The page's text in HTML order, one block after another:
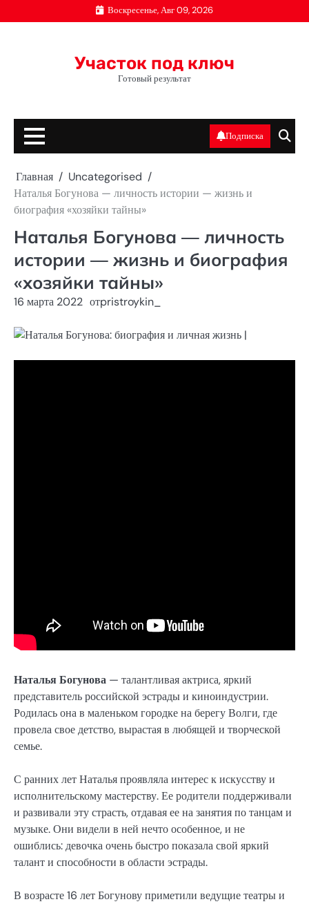
к
Воскресенье, Авг 09, 2026
Участок под ключ
Готовый результат
Подписка
Главная
Uncategorised
Наталья Богунова — личность истории — жизнь и
биография «хозяйки тайны»
Наталья Богунова — личность
истории — жизнь и биография
«хозяйки тайны»
16 марта 2022 отpristroykin_
Наталья Богунова — талантливая актриса, яркий
представитель российской эстрады и киноиндустрии.
Родилась она в маленьком городке на берегу Волги, где
провела свое детство, вырастая в любящей и творческой
семье.
С ранних лет Наталья проявляла интерес к искусству и
исполнительскому мастерству. Ее родители поддерживали
и развивали эту страсть, отдавая ее на занятия по танцам и
музыке. Они видели в ней нечто особенное, и не
ошиблись: девочка очень быстро показала свой яркий
талант и способности в области эстрады.
В возрасте 16 лет Богунову приметили ведущие театры и